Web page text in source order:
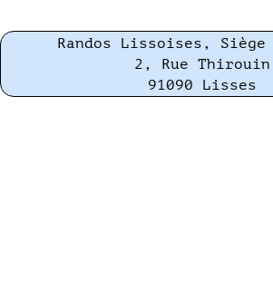
Randos Lissoises,
2, Rue Thirouin
91090 Lisses